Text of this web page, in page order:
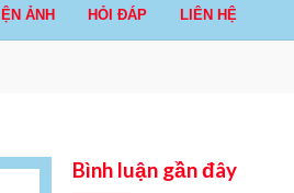
ẢNH HỎI ĐÁP LIÊN HỆ
Bình luận gần đây